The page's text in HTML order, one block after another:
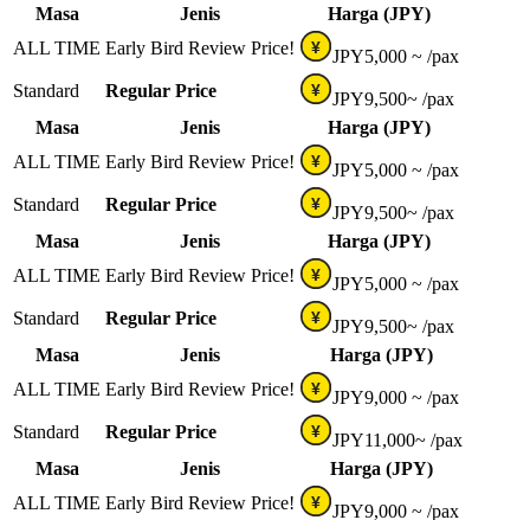
Masa
Jenis
Harga (JPY)
ALL TIME Early Bird Review Price! ¥ JPY5,000 ~ /pax
Standard
Regular Price ¥ JPY9,500~ /pax
Masa
Jenis
Harga (JPY)
ALL TIME Early Bird Review Price! ¥ JPY5,000 ~ /pax
Standard
Regular Price ¥ JPY9,500~ /pax
Masa
Jenis
Harga (JPY)
ALL TIME Early Bird Review Price! ¥ JPY5,000 ~ /pax
Standard
Regular Price ¥ JPY9,500~ /pax
Masa
Jenis
Harga (JPY)
ALL TIME Early Bird Review Price! ¥ JPY9,000 ~ /pax
Standard
Regular Price ¥ JPY11,000~ /pax
Masa
Jenis
Harga (JPY)
ALL TIME Early Bird Review Price! ¥ JPY9,000 ~ /pax